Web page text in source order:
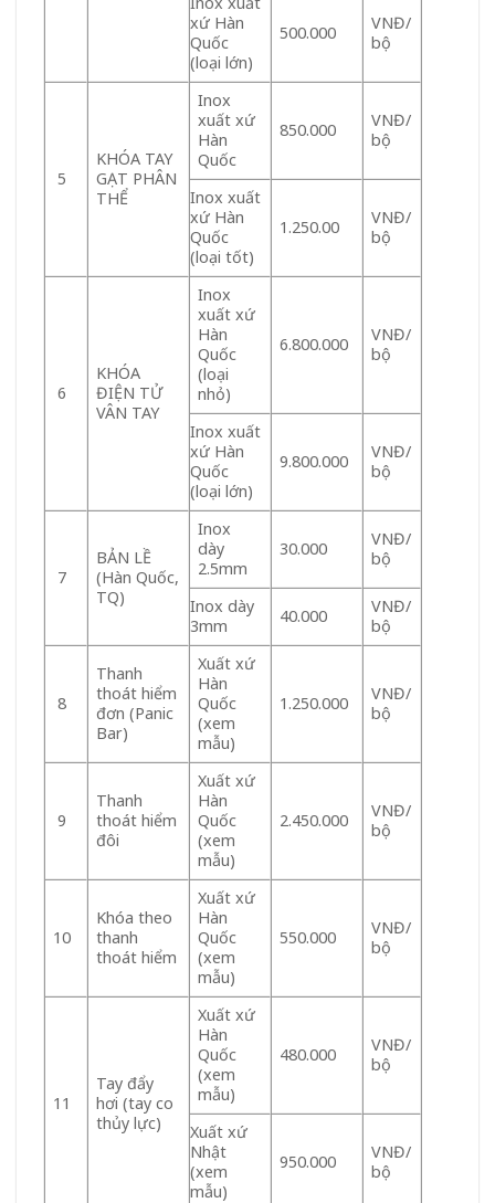
xứ Hàn
Quốc
(loại lớn)
500.000
VNĐ/
bộ
5
KHÓA TAY
GẠT PHÂN
THỂ
Inox
xuất xứ
Hàn
Quốc
850.000
VNĐ/
bộ
Inox xuất
xứ Hàn
Quốc
(loại tốt)
1.250.00
VNĐ/
bộ
6
KHÓA
ĐIỆN TỬ
VÂN TAY
Inox
xuất xứ
Hàn
Quốc
(loại
nhỏ)
6.800.000
VNĐ/
bộ
Inox xuất
xứ Hàn
Quốc
(loại lớn)
9.800.000
VNĐ/
bộ
7
BẢN LỀ
(Hàn Quốc,
TQ)
Inox
dày
2.5mm
30.000
VNĐ/
bộ
Inox dày
3mm
40.000
VNĐ/
bộ
8
Thanh
thoát hiểm
đơn (Panic
Bar)
Xuất xứ
Hàn
Quốc
(xem
mẫu)
1.250.000
VNĐ/
bộ
9
Thanh
thoát hiểm
đôi
Xuất xứ
Hàn
Quốc
(xem
mẫu)
2.450.000
VNĐ/
bộ
10
Khóa theo
thanh
thoát hiểm
Xuất xứ
Hàn
Quốc
(xem
mẫu)
550.000
VNĐ/
bộ
11
Tay đẩy
hơi (tay co
thủy lực)
Xuất xứ
Hàn
Quốc
(xem
mẫu)
480.000
VNĐ/
bộ
Xuất xứ
Nhật
(xem
mẫu)
950.000
VNĐ/
bộ